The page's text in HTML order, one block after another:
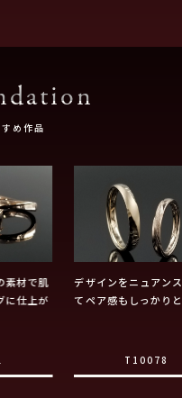
め作品
素材で肌
に仕上が
デザインをニュアン
てペア感もしっかり
T10078